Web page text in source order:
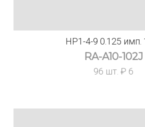
НР1-4-9 0.125 имп.
RA-A10-102J
96 шт. ₽ 6